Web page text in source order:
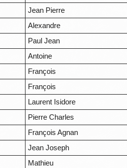
Jean Pierre
Alexandre
Paul Jean
Antoine
François
François
Laurent Isidore
Pierre Charles
François Agnan
Jean Joseph
Mathieu